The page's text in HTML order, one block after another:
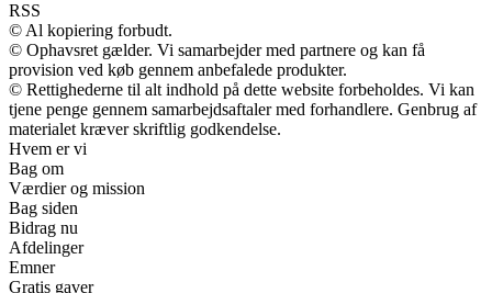
RSS
© Al kopiering forbudt.
© Ophavsret gælder. Vi samarbejder med partnere og kan få
provision ved køb gennem anbefalede produkter.
© Rettighederne til alt indhold på dette website forbeholdes. Vi kan
tjene penge gennem samarbejdsaftaler med forhandlere. Genbrug af
materialet kræver skriftlig godkendelse.
Hvem er vi
Bag om
Værdier og mission
Bag siden
Bidrag nu
Afdelinger
Emner
Gratis gaver